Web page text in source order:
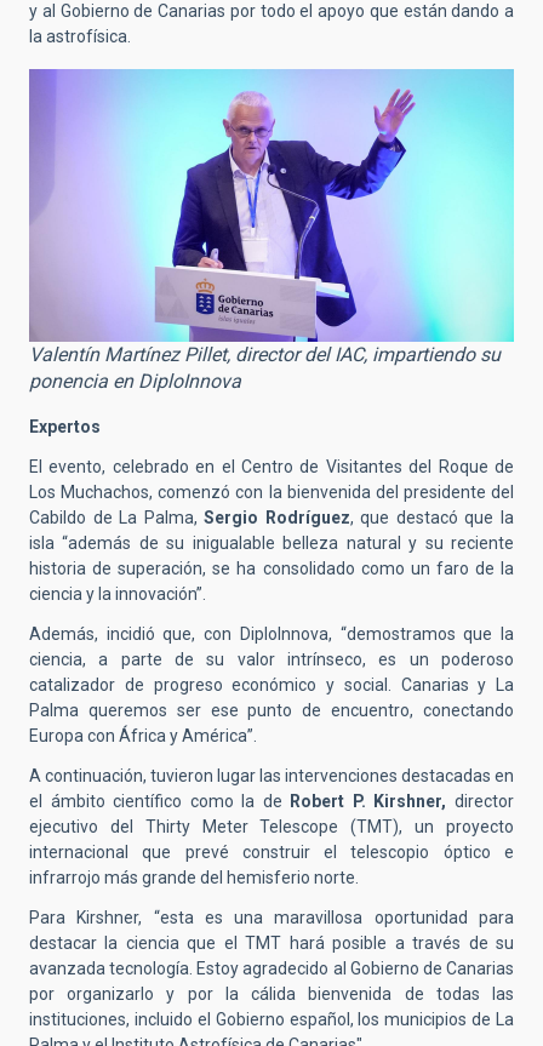
y al Gobierno de Canarias por todo el apoyo que están dando a
la astrofísica.
Valentín Martínez Pillet, director del IAC, impartiendo su
ponencia en DiploInnova
Expertos
El evento, celebrado en el Centro de Visitantes del Roque de
Los Muchachos, comenzó con la bienvenida del presidente del
Cabildo de La Palma,Sergio Rodríguez, que destacó que la
isla “además de su inigualable belleza natural y su reciente
historia de superación, se ha consolidado como un faro de la
ciencia y la innovación”.
Además, incidió que, con DiploInnova, “demostramos que la
ciencia, a parte de su valor intrínseco, es un poderoso
catalizador de progreso económico y social. Canarias y La
Palma queremos ser ese punto de encuentro, conectando
Europa con África y América”.
A continuación, tuvieron lugar las intervenciones destacadas en
el ámbito científico como la de
Robert P. Kirshner, director
ejecutivo del Thirty Meter Telescope (TMT), un proyecto
internacional que prevé construir el telescopio óptico e
infrarrojo más grande del hemisferio norte.
Para Kirshner, “esta es una maravillosa oportunidad para
destacar la ciencia que el TMT hará posible a través de su
avanzada tecnología. Estoy agradecido al Gobierno de Canarias
por organizarlo y por la cálida bienvenida de todas las
instituciones, incluido el Gobierno español, los municipios de La